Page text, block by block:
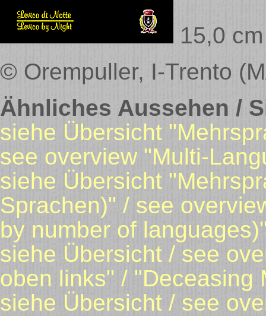
15,0
© Orempuller, I-Trento
Ähnliches Aussehen /
siehe Übersicht
see overview "Multi-
siehe Übersicht
Sprachen)" / see
by number of
siehe Übersicht / see
oben links" / "Deceasing
siehe Übersicht / see